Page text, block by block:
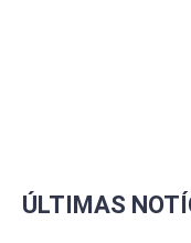
ÚLTIMAS